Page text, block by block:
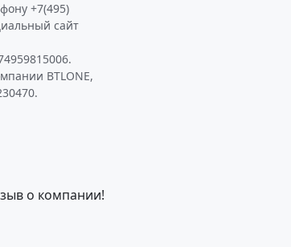
+7(495)
сайт
BTLONE,
о компании!